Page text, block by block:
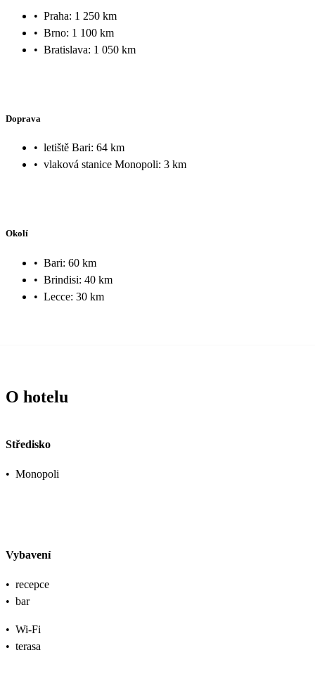
• Praha: 1 250 km
• Brno: 1 100 km
• Bratislava: 1 050 km
Doprava
• letiště Bari: 64 km
• vlaková stanice Monopoli: 3 km
Okolí
• Bari: 60 km
• Brindisi: 40 km
• Lecce: 30 km
O hotelu
Středisko
• Monopoli
Vybavení
• recepce
• bar
• Wi-Fi
• terasa